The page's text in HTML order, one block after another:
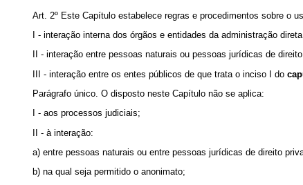
Art. 2º Este Capítulo estabelece regras e procedimentos sobre o
I - interação interna dos órgãos e entidades da administração
II - interação entre pessoas naturais ou pessoas jurídicas de
III - interação entre os entes públicos de que trata o inciso I do
Parágrafo único. O disposto neste Capítulo não se aplica:
I - aos processos judiciais;
II - à interação:
a) entre pessoas naturais ou entre pessoas jurídicas de direito
b) na qual seja permitido o anonimato;